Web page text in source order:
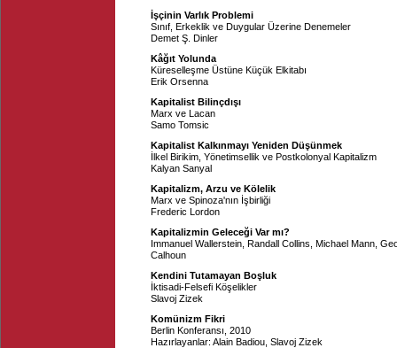
İşçinin Varlık Problemi
Sınıf, Erkeklik ve Duygular Üzerine Denemeler
Demet Ş. Dinler
Kâğıt Yolunda
Küreselleşme Üstüne Küçük Elkitabı
Erik Orsenna
Kapitalist Bilinçdışı
Marx ve Lacan
Samo Tomsic
Kapitalist Kalkınmayı Yeniden Düşünmek
İlkel Birikim, Yönetimsellik ve Postkolonyal Kapitalizm
Kalyan Sanyal
Kapitalizm, Arzu ve Kölelik
Marx ve Spinoza'nın İşbirliği
Frederic Lordon
Kapitalizmin Geleceği Var mı?
Immanuel Wallerstein Randall Collins Michael Mann
Calhoun
Kendini Tutamayan Boşluk
İktisadi-Felsefi Köşelikler
Slavoj Zizek
Komünizm Fikri
Berlin Konferansı, 2010
Hazırlayanlar: Alain Badiou Slavoj Zizek